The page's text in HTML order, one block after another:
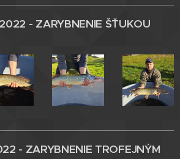
- ZARYBNENIE ŠŤUKOU
- ZARYBNENIE TROFEJNÝM